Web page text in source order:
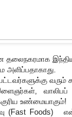
இந்திய
அளிப்பதாகாது.
வாலிபப்
உண்மையாகும்!
(Fast Foods)